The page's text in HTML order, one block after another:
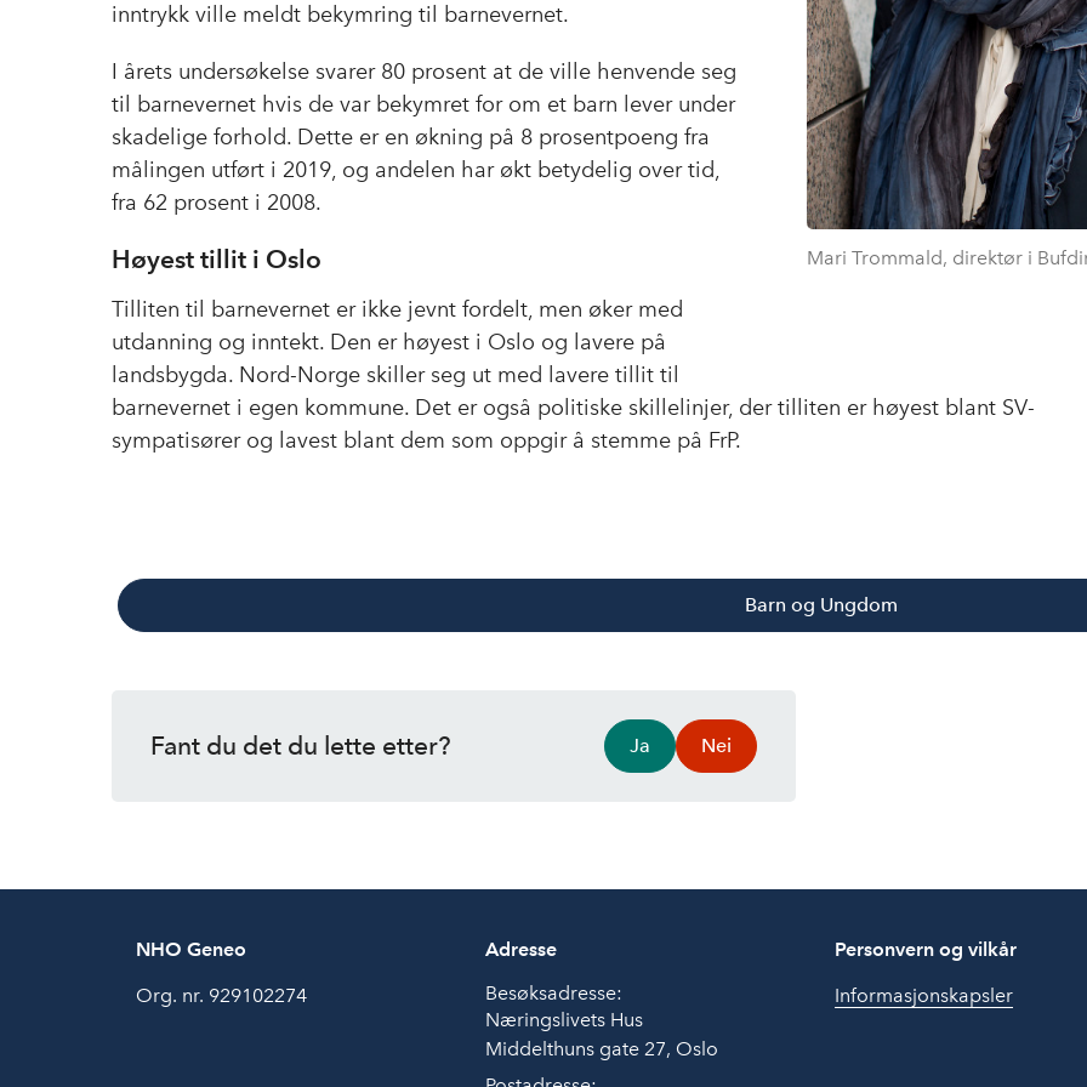
Mari Trommald, direktør i
inntrykk ville meldt bekymring til barnevernet.
I årets undersøkelse svarer 80 prosent at de ville henvende seg
til barnevernet hvis de var bekymret for om et barn lever under
skadelige forhold. Dette er en økning på 8 prosentpoeng fra
målingen utført i 2019, og andelen har økt betydelig over tid,
fra 62 prosent i 2008.
Høyest tillit i Oslo
Tilliten til barnevernet er ikke jevnt fordelt, men øker med
utdanning og inntekt. Den er høyest i Oslo og lavere på
landsbygda. Nord-Norge skiller seg ut med lavere tillit til
barnevernet i egen kommune. Det er også politiske skillelinjer, der tilliten er høyest blant SV-
sympatisører og lavest blant dem som oppgir å stemme på FrP.
Barn og Ungdom
Fant du det du lette etter? Ja Nei
NHO Geneo
Org. nr. 929102274
Adresse
Besøksadresse:
Næringslivets Hus
Middelthuns gate 27, Oslo
Personvern og vilkår
Informasjonskapsler